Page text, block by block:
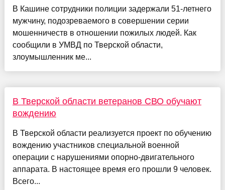
В Кашине сотрудники полиции задержали 51-летнего
мужчину, подозреваемого в совершении серии
мошенничеств в отношении пожилых людей. Как
сообщили в УМВД по Тверской области,
злоумышленник ме...
В Тверской области ветеранов СВО обучают
вождению
В Тверской области реализуется проект по обучению
вождению участников специальной военной
операции с нарушениями опорно-двигательного
аппарата. В настоящее время его прошли 9 человек.
Всего...